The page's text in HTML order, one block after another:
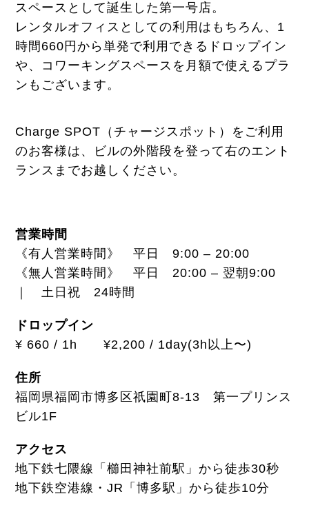
スペースとして誕生した第一号店。
レンタルオフィスとしての利用はもちろん、1
時間660円から単発で利用できるドロップイン
や、コワーキングスペースを月額で使えるプラ
ンもございます。
Charge SPOT（チャージスポット）をご利用
のお客様は、ビルの外階段を登って右のエント
ランスまでお越しください。
営業時間
《有人営業時間》 平日 9:00 – 20:00
《無人営業時間》 平日 20:00 – 翌朝9:00
｜ 土日祝 24時間
ドロップイン
¥ 660 / 1h ¥2,200 / 1day(3h以上〜)
住所
福岡県福岡市博多区祇園町8-13 第一プリンス
ビル1F
アクセス
地下鉄七隈線「櫛田神社前駅」から徒歩30秒
地下鉄空港線・JR「博多駅」から徒歩10分